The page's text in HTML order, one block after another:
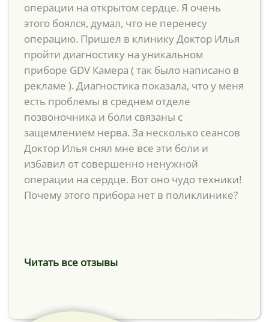
операции на открытом сердце. Я очень
этого боялся, думал, что не перенесу
операцию. Пришел в клинику Доктор Илья
пройти диагностику на уникальном
приборе GDV Камера ( так было написано в
рекламе ). Диагностика показала, что у меня
есть проблемы в среднем отделе
позвоночника и боли связаны с
защемлением нерва. За несколько сеансов
Доктор Илья снял мне все эти боли и
избавил от совершенно ненужной
операции на сердце. Вот оно чудо техники!
Почему этого прибора нет в поликлинике?
Читать все отзывы